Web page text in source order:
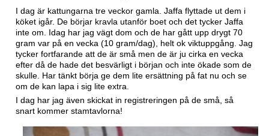
I dag är kattungarna tre veckor gamla. Jaffa flyttade ut dem i
köket igår. De börjar kravla utanför boet och det tycker Jaffa
inte om. Idag har jag vägt dom och de har gått upp drygt 70
gram var på en vecka (10 gram/dag), helt ok viktuppgång. Jag
tycker fortfarande att de är små men de är ju cirka en vecka
efter då de hade det besvärligt i början och inte ökade som de
skulle. Har tänkt börja ge dem lite ersättning på fat nu och se
om de kan lapa i sig lite extra.
I dag har jag även skickat in registreringen på de små, så
snart kommer stamtavlorna!